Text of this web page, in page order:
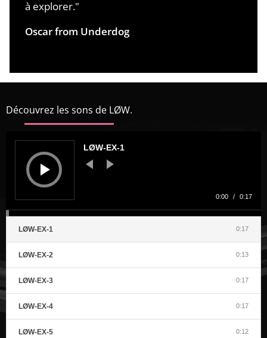
à explorer."
Oscar from Underdog
Découvrez les sons de LØW.
audio
LØW-EX-1
0:00 / 0:17
LØW-EX-1 0:17
LØW-EX-2 0:13
LØW-EX-3 0:17
LØW-EX-4 0:17
LØW-EX-5 0:12